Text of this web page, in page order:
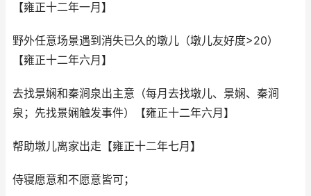
【雍正十二年一月】
野外任意场景遇到消失已久的墩儿（墩儿友好度>20）
【雍正十二年六月】
去找景娴和秦涧泉出主意（每月去找墩儿、景娴、秦涧
泉；先找景娴触发事件）【雍正十二年六月】
帮助墩儿离家出走【雍正十二年七月】
侍寝愿意和不愿意皆可；